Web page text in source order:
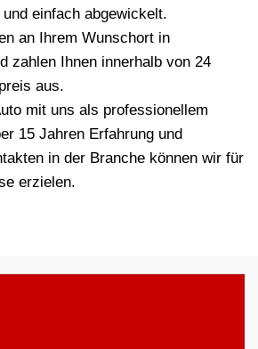
einfach abgewickelt.
an Ihrem Wunschort in
zahlen Ihnen innerhalb von 24
aus.
mit uns als professionellem
15 Jahren Erfahrung und
in der Branche können wir für
erzielen.